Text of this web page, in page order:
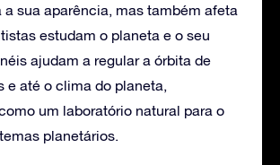
a sua aparência, mas também afeta
estudam o planeta e o seu
ajudam a regular a órbita de
e até o clima do planeta,
um laboratório natural para o
planetários.